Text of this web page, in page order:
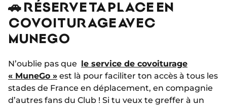
🚗 RÉSERVE TA PLACE EN
COVOITURAGE AVEC
MUNEGO
N’oublie pas que le service de covoiturage
« MuneGo » est là pour faciliter ton accès à tous les
stades de France en déplacement, en compagnie
d’autres fans du Club ! Si tu veux te greffer à un